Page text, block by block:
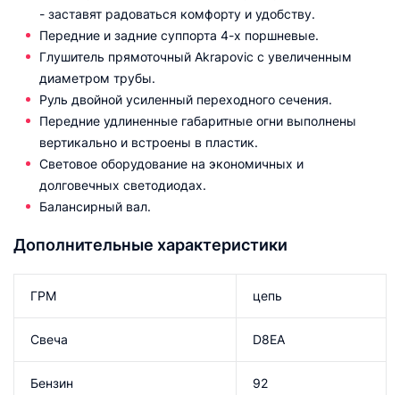
- заставят радоваться комфорту и удобству.
Передние и задние суппорта 4-х поршневые.
Глушитель прямоточный Akrapovic с увеличенным
диаметром трубы.
Руль двойной усиленный переходного сечения.
Передние удлиненные габаритные огни выполнены
вертикально и встроены в пластик.
Световое оборудование на экономичных и
долговечных светодиодах.
Балансирный вал.
Дополнительные характеристики
ГРМ цепь
Свеча D8EA
Бензин 92